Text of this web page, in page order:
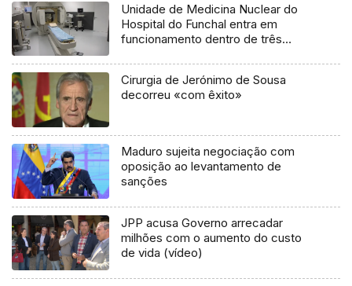
Unidade de Medicina Nuclear do
Hospital do Funchal entra em
funcionamento dentro de três
Cirurgia de Jerónimo de Sousa
decorreu «com êxito»
Maduro sujeita negociação com
oposição ao levantamento de
sanções
JPP acusa Governo arrecadar
milhões com o aumento do custo
de vida (vídeo)